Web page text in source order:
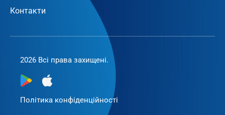
Контакти
2026 Всі права захищені.
Політика конфіденційності